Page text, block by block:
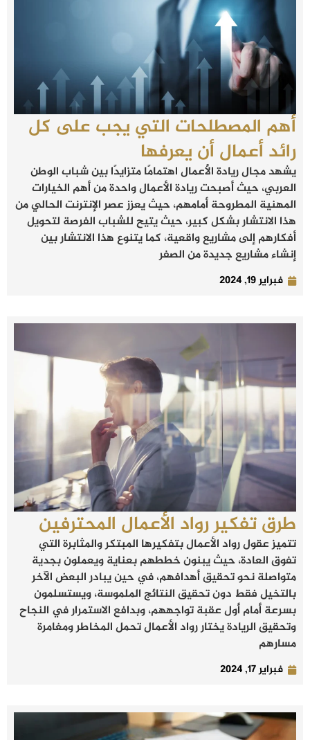
أهم المصطلحات التي يجب على كل
رائد أعمال أن يعرفها
يشهد مجال ريادة الأعمال اهتمامًا متزايدًا بين شباب الوطن
العربي، حيث أصبحت ريادة الأعمال واحدة من أهم الخيارات
المهنية المطروحة أمامهم، حيث يعزز عصر الإنترنت الحالي من
هذا الانتشار بشكل كبير، حيث يتيح للشباب الفرصة لتحويل
أفكارهم إلى مشاريع واقعية، كما يتنوع هذا الانتشار بين
إنشاء مشاريع جديدة من الصفر
فبراير 19, 2024
طرق تفكير رواد الأعمال المحترفين
تتميز عقول رواد الأعمال بتفكيرها المبتكر والمثابرة التي
تفوق العادة، حيث يبنون خططهم بعناية ويعملون بجدية
متواصلة نحو تحقيق أهدافهم، في حين يبادر البعض الآخر
بالتخيل فقط دون تحقيق النتائج الملموسة، ويستسلمون
بسرعة أمام أول عقبة تواجههم، وبدافع الاستمرار في النجاح
وتحقيق الريادة يختار رواد الأعمال تحمل المخاطر ومغامرة
مسارهم
فبراير 17, 2024